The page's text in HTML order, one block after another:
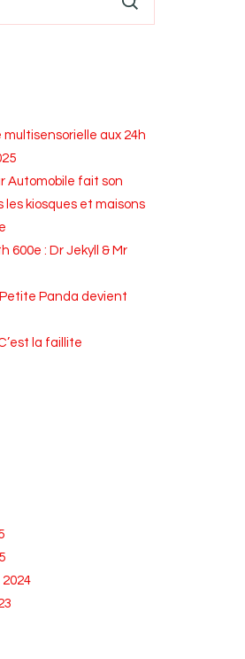
multisensorielle aux 24h
Automobile fait son
les kiosques et maisons
600e : Dr Jekyll & Mr
Petite Panda devient
la faillite